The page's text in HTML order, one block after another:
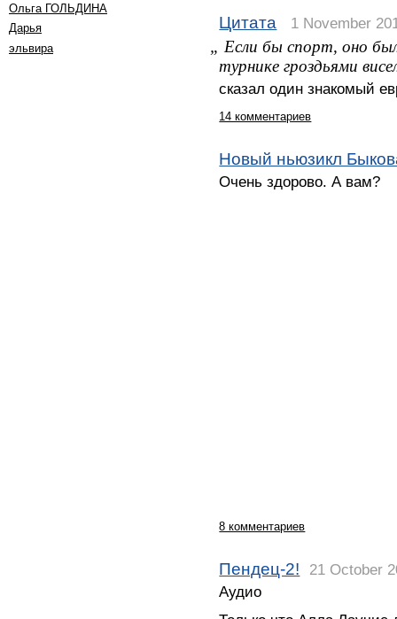
Oльга ГОЛЬДИНА
Дарья
эльвира
Цитата 1 November
„ Если бы спорт, оно
турнике гроздьями
сказал один знакомый
14 комментариев
Новый ньюзикл
Очень здорово. А вам?
8 комментариев
Пендец-2!
21 October
Аудио